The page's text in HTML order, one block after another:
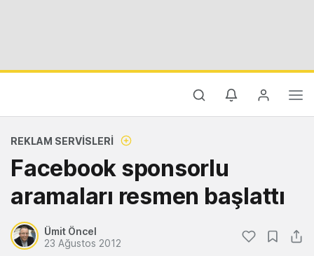
REKLAM SERVISLERI
Facebook sponsorlu
aramaları resmen başlattı
Ümit Öncel
23 Ağustos 2012